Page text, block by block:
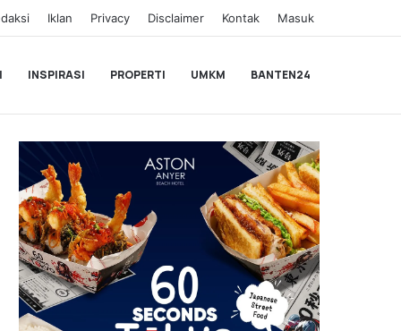
Iklan Privacy Disclaimer Kontak Masuk
INSPIRASI PROPERTI UMKM BANTEN24